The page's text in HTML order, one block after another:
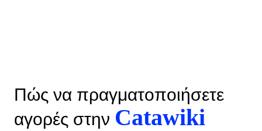
Πώς να πραγματοποιήσετε
αγορές στην Catawiki